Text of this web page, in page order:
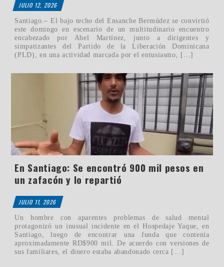
JULIO 12, 2026
Santiago.– El bajo techo del Ensanche Bermúdez se convirtió
este domingo en escenario de un multitudinario encuentro
encabezado por Abel Martínez, junto a dirigentes y
simpatizantes del Partido de la Liberación Dominicana
(PLD), en una actividad marcada por el entusiasmo, […]
En Santiago: Se encontró 900 mil pesos en
un zafacón y lo repartió
JULIO 11, 2026
Un hombre con aparentes problemas de salud mental
protagonizó un inusual incidente en el Hospedaje Yaque, en
Santiago, luego de encontrar una funda que contenía
aproximadamente RD$900 mil. De acuerdo con versiones de
sus familiares, el dinero estaba abandonado cerca […]